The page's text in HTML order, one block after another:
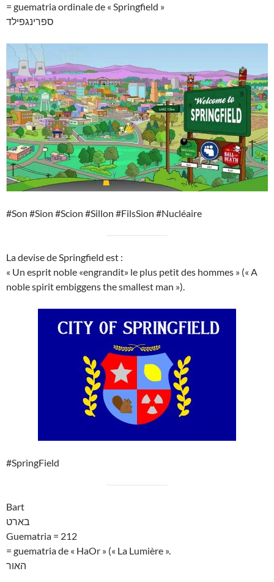
= guematria ordinale de « Springfield »
ספרינגפילד
#Son #Sion #Scion #Sillon #FilsSion #Nucléaire
La devise de Springfield est :
« Un esprit noble «engrandit» le plus petit des hommes » (« A
noble spirit embiggens the smallest man »).
#SpringField
Bart
בארט
Guematria = 212
= guematria de « HaOr » (« La Lumière ».
האור